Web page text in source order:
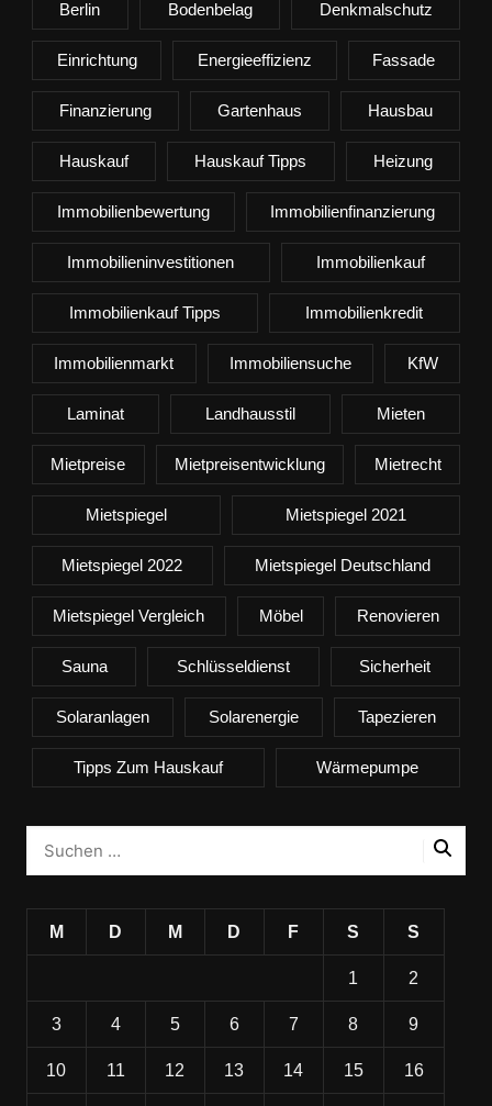
Berlin Bodenbelag Denkmalschutz
Einrichtung Energieeffizienz Fassade
Finanzierung Gartenhaus Hausbau
Hauskauf Hauskauf Tipps Heizung
Immobilienbewertung Immobilienfinanzierung
Immobilieninvestitionen Immobilienkauf
Immobilienkauf Tipps Immobilienkredit
Immobilienmarkt Immobiliensuche KfW
Laminat Landhausstil Mieten
Mietpreise Mietpreisentwicklung Mietrecht
Mietspiegel Mietspiegel 2021
Mietspiegel 2022 Mietspiegel Deutschland
Mietspiegel Vergleich Möbel Renovieren
Sauna Schlüsseldienst Sicherheit
Solaranlagen Solarenergie Tapezieren
Tipps Zum Hauskauf Wärmepumpe
M D M D F S S
1 2
3 4 5 6 7 8 9
10 11 12 13 14 15 16